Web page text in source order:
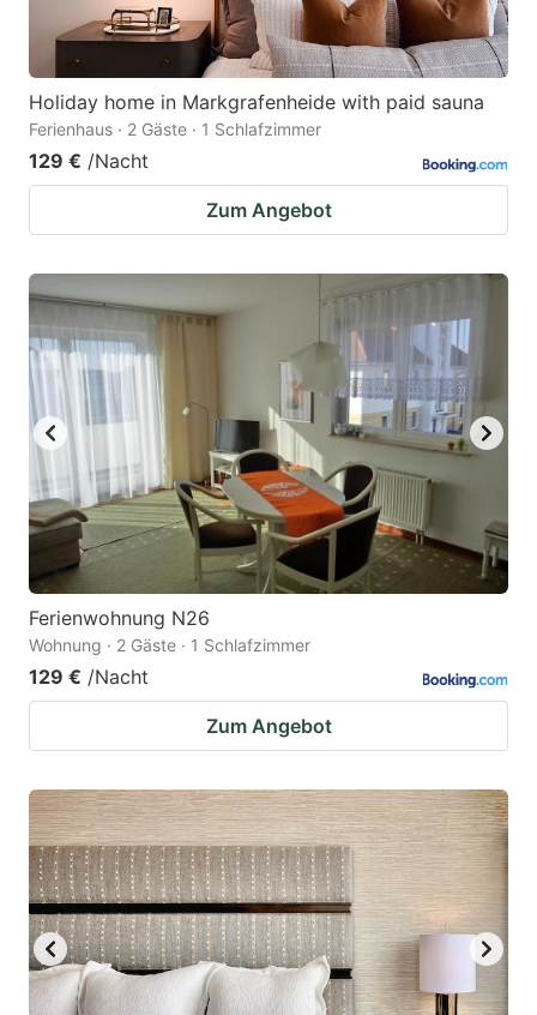
Holiday home in Markgrafenheide with paid sauna
Ferienhaus · 2 Gäste · 1 Schlafzimmer
129 € /Nacht
Zum Angebot
Ferienwohnung N26
Wohnung · 2 Gäste · 1 Schlafzimmer
129 € /Nacht
Zum Angebot